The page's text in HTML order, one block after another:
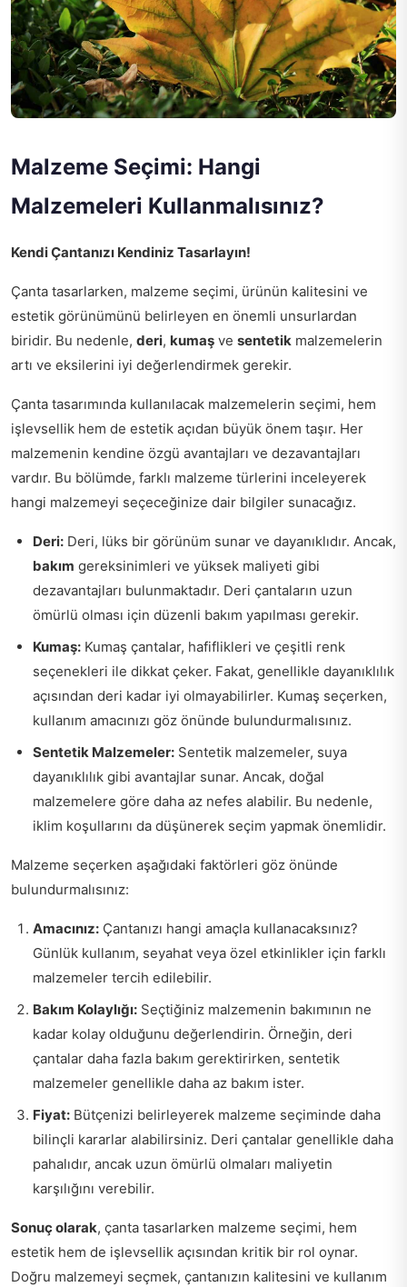
Malzeme Seçimi: Hangi
Malzemeleri Kullanmalısınız?
Kendi Çantanızı Kendiniz Tasarlayın!
Çanta tasarlarken, malzeme seçimi, ürünün kalitesini ve
estetik görünümünü belirleyen en önemli unsurlardan
biridir. Bu nedenle, deri, kumaş ve sentetik malzemelerin
artı ve eksilerini iyi değerlendirmek gerekir.
Çanta tasarımında kullanılacak malzemelerin seçimi, hem
işlevsellik hem de estetik açıdan büyük önem taşır. Her
malzemenin kendine özgü avantajları ve dezavantajları
vardır. Bu bölümde, farklı malzeme türlerini inceleyerek
hangi malzemeyi seçeceğinize dair bilgiler sunacağız.
Deri: Deri, lüks bir görünüm sunar ve dayanıklıdır. Ancak,
bakım gereksinimleri ve yüksek maliyeti gibi
dezavantajları bulunmaktadır. Deri çantaların uzun
ömürlü olması için düzenli bakım yapılması gerekir.
Kumaş: Kumaş çantalar, hafiflikleri ve çeşitli renk
seçenekleri ile dikkat çeker. Fakat, genellikle dayanıklılık
açısından deri kadar iyi olmayabilirler. Kumaş seçerken,
kullanım amacınızı göz önünde bulundurmalısınız.
Sentetik Malzemeler: Sentetik malzemeler, suya
dayanıklılık gibi avantajlar sunar. Ancak, doğal
malzemelere göre daha az nefes alabilir. Bu nedenle,
iklim koşullarını da düşünerek seçim yapmak önemlidir.
Malzeme seçerken aşağıdaki faktörleri göz önünde
bulundurmalısınız:
Amacınız: Çantanızı hangi amaçla kullanacaksınız?
Günlük kullanım, seyahat veya özel etkinlikler için farklı
malzemeler tercih edilebilir.
Bakım Kolaylığı: Seçtiğiniz malzemenin bakımının ne
kadar kolay olduğunu değerlendirin. Örneğin, deri
çantalar daha fazla bakım gerektirirken, sentetik
malzemeler genellikle daha az bakım ister.
Fiyat: Bütçenizi belirleyerek malzeme seçiminde daha
bilinçli kararlar alabilirsiniz. Deri çantalar genellikle daha
pahalıdır, ancak uzun ömürlü olmaları maliyetin
karşılığını verebilir.
Sonuç olarak, çanta tasarlarken malzeme seçimi, hem
estetik hem de işlevsellik açısından kritik bir rol oynar.
Doğru malzemeyi seçmek, çantanızın kalitesini ve kullanım